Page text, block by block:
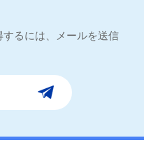
るには、メールを送信